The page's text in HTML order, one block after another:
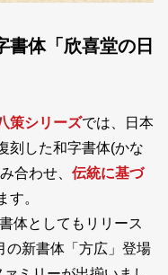
書体「欣喜堂の日
策シリーズでは、日本
刻した和字書体(かな
合わせ、 伝統に基づ
す。
体としてもリリース
の新書体「方広」登場